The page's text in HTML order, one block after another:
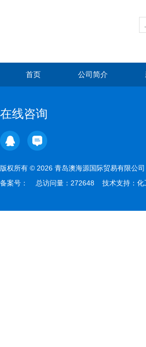
首页 公司简介
在线咨询
版权所有 © 2026 青岛澳海源国际贸易有限公
备案号：
总访问量：272648 技术支持： 化